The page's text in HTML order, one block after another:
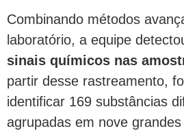
Combinando métodos
laboratório, a equipe
sinais químicos nas
partir desse rastreamento,
identificar 169 substâncias
agrupadas em nove